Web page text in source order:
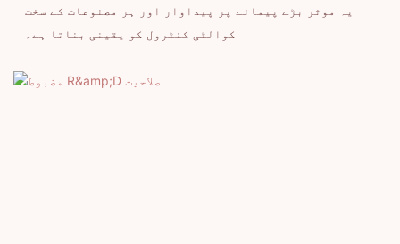
یہ موثر بڑے پیمانے پر پیداوار اور ہر مصنوعات کے سخت
کوالٹی کنٹرول کو یقینی بناتا ہے۔